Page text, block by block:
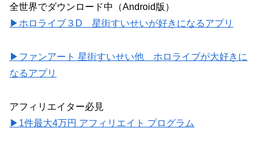
全世界でダウンロード中（Android版）
▶ホロライブ３D 星街すいせいが好きになるアプリ
▶ファンアート 星街すいせい他 ホロライブが大好きに
なるアプリ
アフィリエイター必見
▶1件最大4万円 アフィリエイト プログラム